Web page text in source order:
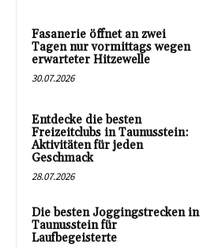
Fasanerie öffnet an zwei
Tagen nur vormittags wegen
erwarteter Hitzewelle
30.07.2026
Entdecke die besten
Freizeitclubs in Taunusstein:
Aktivitäten für jeden
Geschmack
28.07.2026
Die besten Joggingstrecken in
Taunusstein für
Laufbegeisterte